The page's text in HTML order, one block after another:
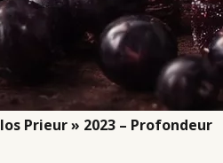
Prieur » 2023 – Profondeur